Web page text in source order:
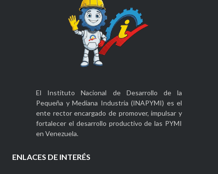
El Instituto Nacional de Desarrollo de la
Pequeña y Mediana Industria (INAPYMI) es el
ente rector encargado de promover, impulsar y
fortalecer el desarrollo productivo de las PYMI
en Venezuela.
ENLACES DE INTERÉS